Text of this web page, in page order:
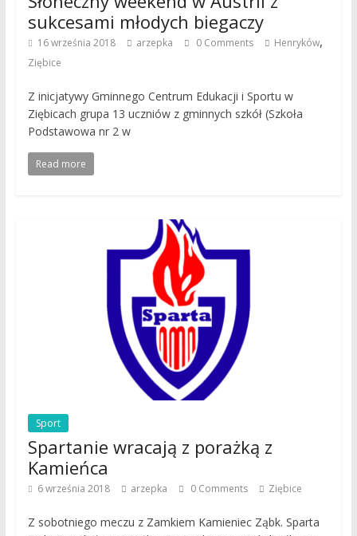
sukcesami młodych biegaczy
16 września 2018 arzepka 0 Comments Henryków,
Ziębice
Z inicjatywy Gminnego Centrum Edukacji i Sportu w
Ziębicach grupa 13 uczniów z gminnych szkół (Szkoła
Podstawowa nr 2 w
Read more
Sport
Spartanie wracają z porażką z
Kamieńca
6 września 2018 arzepka 0 Comments Ziębice
Z sobotniego meczu z Zamkiem Kamieniec Ząbk. Sparta